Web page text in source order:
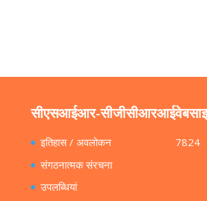
सीएसआईआर-सीजीसीआरआई
इतिहास / अवलोकन
संगठनात्मक संरचना
उपलब्धियां
7824